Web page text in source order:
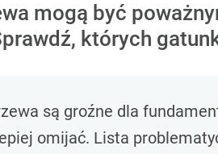
mogą być
których
są groźne dla
omijać. Lista